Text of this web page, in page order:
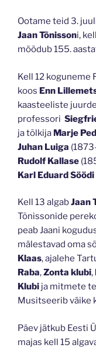
Ootame teid 3.
Jaan Tõnissoni,
möödub 155.
Kell 12 koguneme
koos Enn
kaasteeliste
professori
ja tõlkija Marje
Juhan Luiga
Rudolf Kallase
Karl Eduard Söödi
Kell 13 algabJaan
Tõnissonide
peab Jaani
mälestavad oma
Klaas, ajalehe
Raba,Zonta klubi,
Klubi ja mitmete
Musitseerib väike
Päev jätkub Eesti
majas kell 15